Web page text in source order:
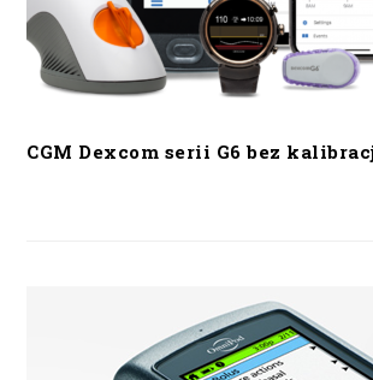
CGM Dexcom serii G6 bez